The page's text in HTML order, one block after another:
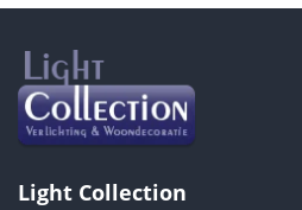
Light Collection